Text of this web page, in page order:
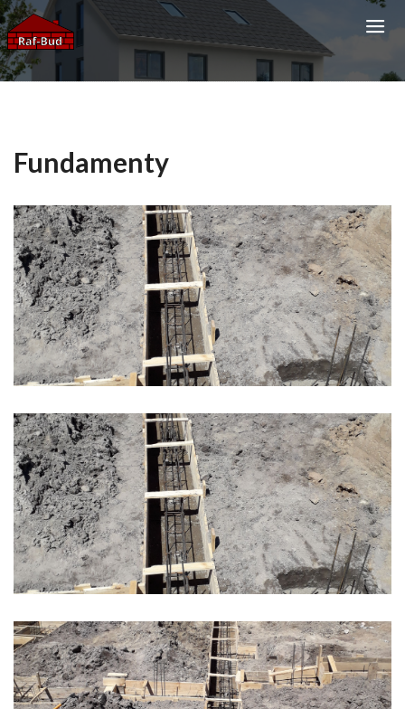
Fundamenty